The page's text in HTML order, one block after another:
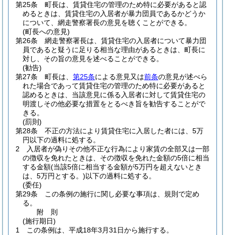
第25条
町長は、賃貸住宅の管理のため特に必要があると認
めるときは、賃貸住宅の入居者が暴力団員であるかどうか
について、網走警察署長の意見を聴くことができる。
(町長への意見)
第26条
網走警察署長は、賃貸住宅の入居者について暴力団
員であると疑うに足りる相当な理由があるときは、町長に
対し、その旨の意見を述べることができる。
(勧告)
第27条
町長は、 第25条による意見又は前条の意見が述べら
れた場合であって賃貸住宅の管理のため特に必要があると
認めるときは、当該意見に係る入居者に対して賃貸住宅の
明渡しその他必要な措置をとるべき旨を勧告することがで
きる。
(罰則)
第28条
不正の方法により賃貸住宅に入居した者には、5万
円以下の過料に処する。
2
入居者が偽りその他不正な行為により家賃の全部又は一部
の徴収を免れたときは、その徴収を免れた金額の5倍に相当
する金額(当該5倍に相当する金額が5万円を超えないとき
は、5万円とする。)以下の過料に処する。
(委任)
第29条
この条例の施行に関し必要な事項は、規則で定め
る。
附 則
(施行期日)
1
この条例は、平成18年3月31日から施行する。